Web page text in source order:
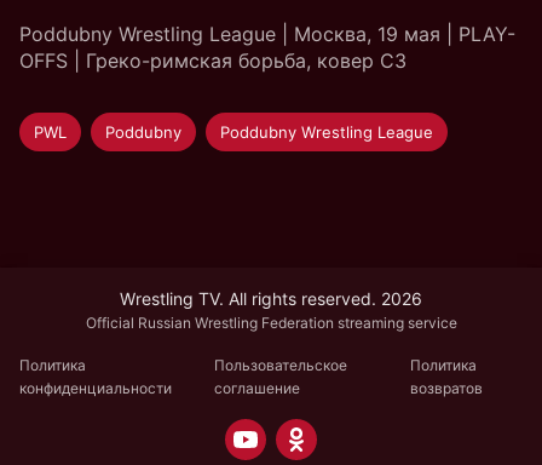
Poddubny Wrestling League | Москва, 19 мая | PLAY-
OFFS | Греко-римская борьба, ковер C3
PWL Poddubny Poddubny Wrestling League
Wrestling TV. All rights reserved. 2026
Official Russian Wrestling Federation streaming service
Политика
конфиденциальности
Пользовательское
соглашение
Политика
возвратов